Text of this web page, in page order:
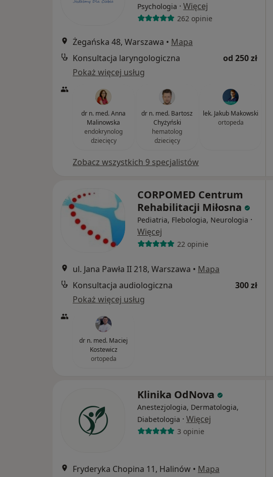
Psychologia · Więcej
262 opinie
Żegańska 48, Warszawa • Mapa
Konsultacja laryngologiczna
od 250 zł
Pokaż więcej usług
dr n. med. Anna
Malinowska
endokrynolog
dziecięcy
dr n. med. Bartosz
Chyżyński
hematolog
dziecięcy
lek. Jakub Makowski
ortopeda
Zobacz wszystkich 9 specjalistów
CORPOMED Centrum
Rehabilitacji Miłosna
Pediatria, Flebologia, Neurologia ·
Więcej
22 opinie
ul. Jana Pawła II 218, Warszawa • Mapa
Konsultacja audiologiczna
300 zł
Pokaż więcej usług
dr n. med. Maciej
Kostewicz
ortopeda
Klinika OdNova
Anestezjologia, Dermatologia,
Diabetologia · Więcej
3 opinie
Fryderyka Chopina 11, Halinów • Mapa